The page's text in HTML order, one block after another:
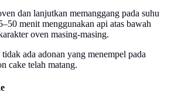
dan lanjutkan memanggang pada suhu
menit menggunakan api atas bawah
oven masing-masing.
ada adonan yang menempel pada
cake telah matang.